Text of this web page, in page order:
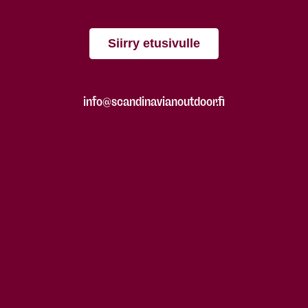
Siirry etusivulle
info@scandinavianoutdoor.fi